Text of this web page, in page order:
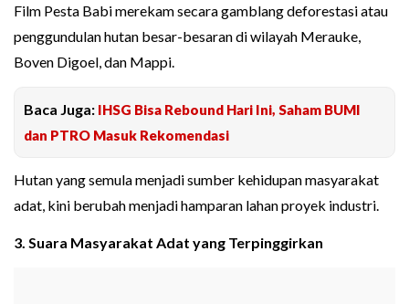
Film Pesta Babi merekam secara gamblang deforestasi atau
penggundulan hutan besar-besaran di wilayah Merauke,
Boven Digoel, dan Mappi.
Baca Juga: IHSG Bisa Rebound Hari Ini, Saham BUMI
dan PTRO Masuk Rekomendasi
Hutan yang semula menjadi sumber kehidupan masyarakat
adat, kini berubah menjadi hamparan lahan proyek industri.
3. Suara Masyarakat Adat yang Terpinggirkan